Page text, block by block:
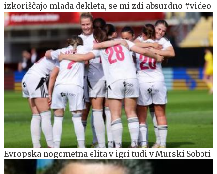
izkoriščajo mlada dekleta, se mi zdi absurdno #video
Evropska nogometna elita v igri tudi v Murski Soboti